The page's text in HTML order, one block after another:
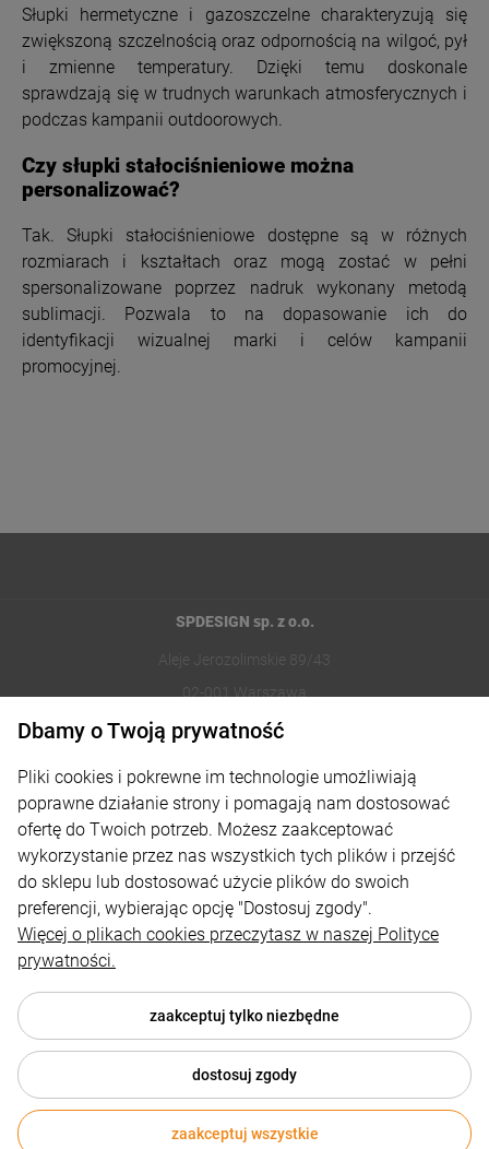
Słupki hermetyczne i gazoszczelne charakteryzują się
zwiększoną szczelnością oraz odpornością na wilgoć, pył
i zmienne temperatury. Dzięki temu doskonale
sprawdzają się w trudnych warunkach atmosferycznych i
podczas kampanii outdoorowych.
Czy słupki stałociśnieniowe można
personalizować?
Tak. Słupki stałociśnieniowe dostępne są w różnych
rozmiarach i kształtach oraz mogą zostać w pełni
spersonalizowane poprzez nadruk wykonany metodą
sublimacji. Pozwala to na dopasowanie ich do
identyfikacji wizualnej marki i celów kampanii
promocyjnej.
SPDESIGN sp. z o.o.
Aleje Jerozolimskie 89/43
02-001 Warszawa
sklep@reklamydrukarnia.pl
Moje konto
Płatności i dostawa
Informacje
© 2026 reklamydrukarnia.pl . Wszelkie prawa zastrzeżone.
Shoper.pl
Dbamy o Twoją prywatność
Pliki cookies i pokrewne im technologie umożliwiają
poprawne działanie strony i pomagają nam dostosować
ofertę do Twoich potrzeb. Możesz zaakceptować
wykorzystanie przez nas wszystkich tych plików i przejść
do sklepu lub dostosować użycie plików do swoich
preferencji, wybierając opcję "Dostosuj zgody".
Więcej o plikach cookies przeczytasz w naszej Polityce
prywatności.
zaakceptuj tylko niezbędne
dostosuj zgody
zaakceptuj wszystkie